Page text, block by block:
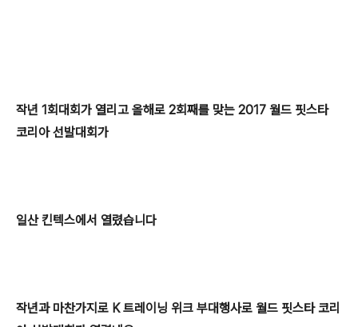
작년 1회대회가 열리고 올해로 2회째를 맞는 2017 월드 핏스타
코리아 선발대회가
일산 킨텍스에서 열렸습니다
작년과 마찬가지로 K 트레이닝 위크 부대행사로 월드 핏스타 코리